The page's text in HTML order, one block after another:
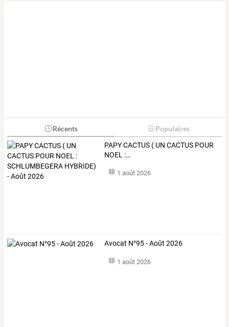
Récents Populaires
PAPYCACTUS ( UN CACTUS POUR
NOEL :…
1 août 2026
Avocat N°95 - Août 2026
1 août 2026